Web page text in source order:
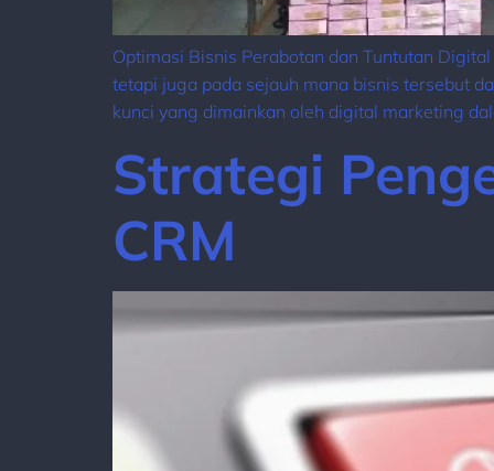
Optimasi Bisnis Perabotan dan Tuntutan
tetapi juga pada sejauh mana bisnis tersebut
kunci yang dimainkan oleh digital marketing
Strategi
CRM